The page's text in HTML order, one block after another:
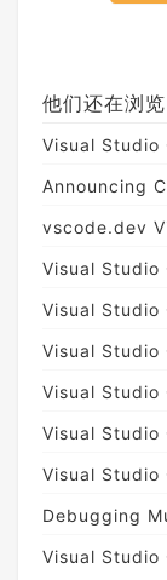
他们还在浏
Visual Studio
Announcing
vscode.dev
Visual Studio
Visual Studio
Visual Studio
Visual Studio
Visual Studio
Visual Studio
Debugging
Visual Studio